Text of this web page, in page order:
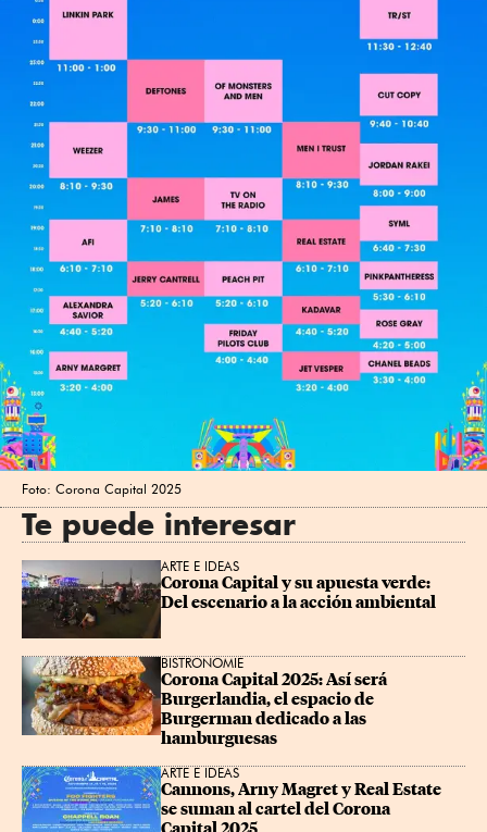
Foto: Corona Capital 2025
Te puede interesar
ARTE E IDEAS
Corona Capital y su apuesta verde:
Del escenario a la acción ambiental
BISTRONOMIE
Corona Capital 2025: Así será
Burgerlandia, el espacio de
Burgerman dedicado a las
hamburguesas
ARTE E IDEAS
Cannons, Arny Magret y Real Estate
se suman al cartel del Corona